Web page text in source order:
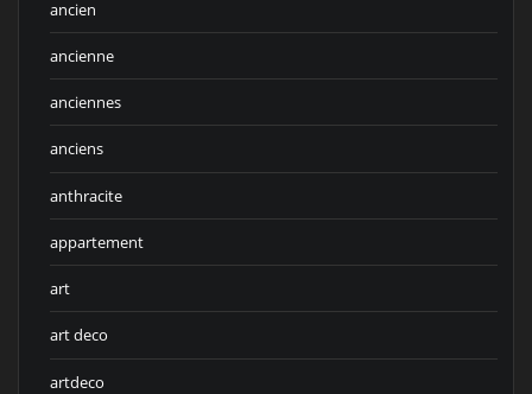
ancien
ancienne
anciennes
anciens
anthracite
appartement
art
art deco
artdeco